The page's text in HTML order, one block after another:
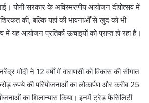
योगी सरकार के अविस्मरणीय आयोजन दीपोत्सव में
शिरकत की, बल्कि यहां की भावनाओँ से खुद को भी
में यह आयोजन प्रतिवर्ष ऊंचाइयों को प्राप्त हो रहा है।
ने 12 वर्षों में वाराणसी को विकास की सौगात
रुपये की परियोजनाओं का लोकार्पण और करीब 25
का शिलान्यास किया। इनमें ट्रेड फैसिलिटी